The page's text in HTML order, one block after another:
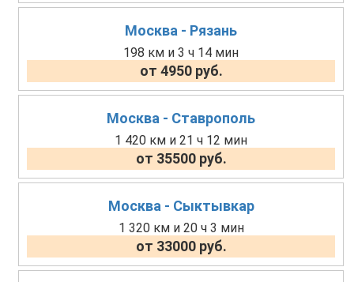
Москва - Рязань
198 км и 3 ч 14 мин
от 4950 руб.
Москва - Ставрополь
1 420 км и 21 ч 12 мин
от 35500 руб.
Москва - Сыктывкар
1 320 км и 20 ч 3 мин
от 33000 руб.